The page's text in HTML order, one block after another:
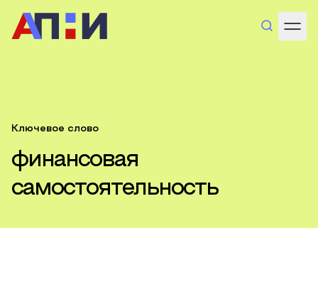
Ключевое слово
финансовая
самостоятельность